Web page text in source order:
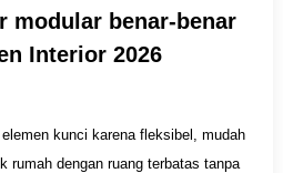
modular benar-benar
Interior 2026
kunci karena fleksibel, mudah
rumah dengan ruang terbatas tanpa